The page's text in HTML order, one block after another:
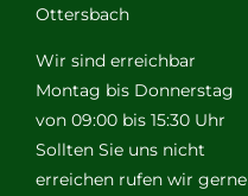
Ottersbach
Wir sind erreichbar
Montag bis Donnerstag
von 09:00 bis 15:30 Uhr
Sollten Sie uns nicht
erreichen rufen wir gerne